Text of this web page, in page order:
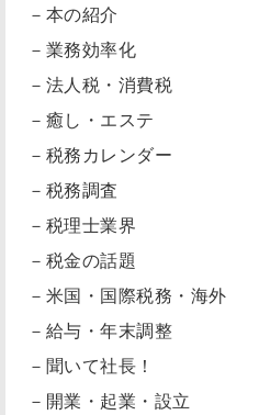
－本の紹介
－業務効率化
－法人税・消費税
－癒し・エステ
－税務カレンダー
－税務調査
－税理士業界
－税金の話題
－米国・国際税務・海外
－給与・年末調整
－聞いて社長！
－開業・起業・設立